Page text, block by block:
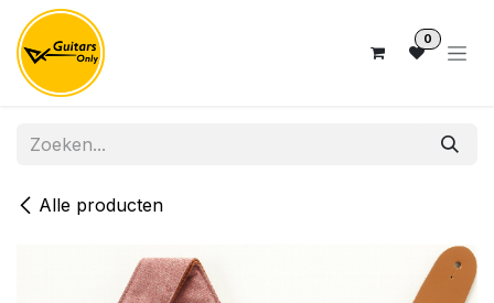
Overslaan naar inhoud
0
Alle producten